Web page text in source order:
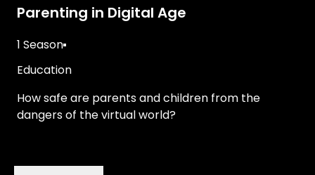
Parenting in Digital Age
1 Season
Education
How safe are parents and children from the
dangers of the virtual world?